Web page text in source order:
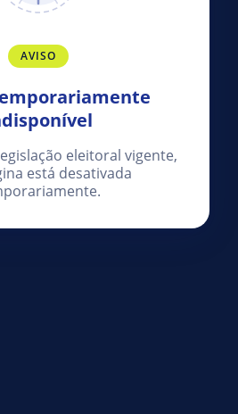
AVISO
eleitoral vigente,
está desativada